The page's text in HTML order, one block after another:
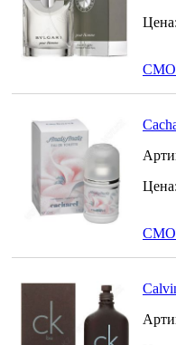
Цена:
Цена: